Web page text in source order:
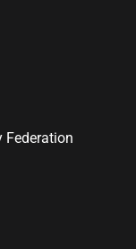
Federation